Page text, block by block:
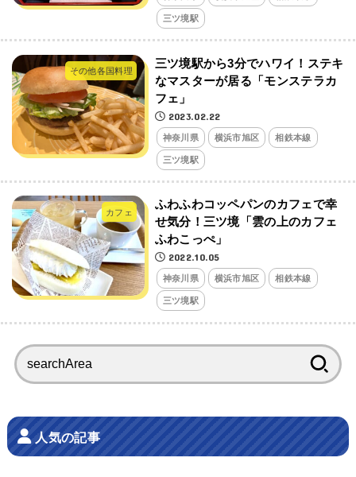
三ツ境駅
その他各国料理
三ツ境駅から3分でハワイ！ステキ
なマスターが居る「モンステラカ
フェ」
2023.02.22
神奈川県 横浜市旭区 相鉄本線
三ツ境駅
カフェ
ふわふわコッペパンのカフェで幸
せ気分！三ツ境「雲の上のカフェ
ふわこっぺ」
2022.10.05
神奈川県 横浜市旭区 相鉄本線
三ツ境駅
索:
人気の記事